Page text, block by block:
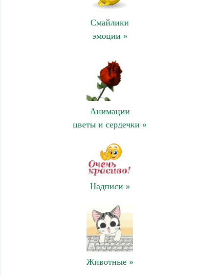
Смайлики
эмоции »
Анимации
цветы и сердечки »
Надписи »
Животные »